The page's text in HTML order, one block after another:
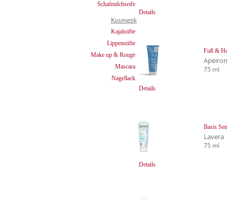
Schafmilchseife
Kosmetik
Kajalstifte
Lippenstifte
Make up & Rouge
Mascara
Nagellack
Details
Details
Fuß &
Apeiron
75 ml
Details
Basis
Lavera
75 ml